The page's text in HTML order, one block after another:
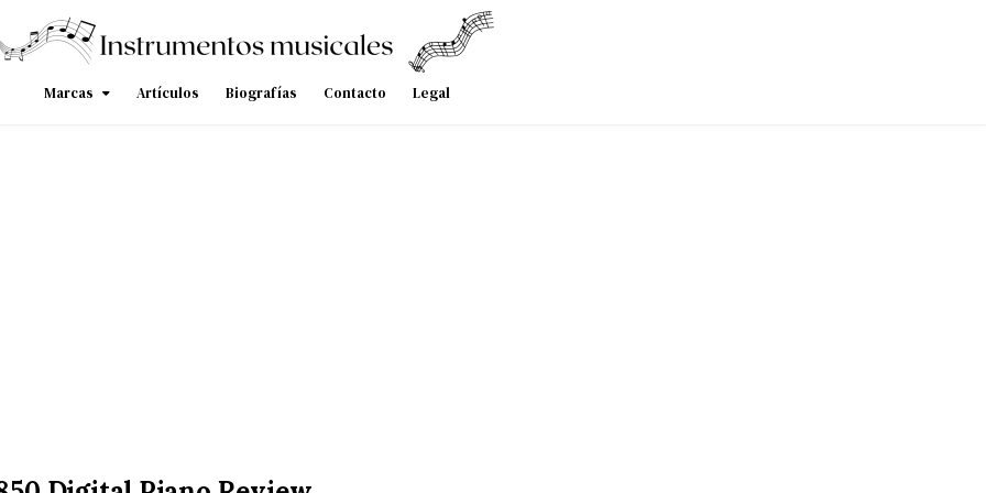
Marcas Artículos Biografías Contacto Legal